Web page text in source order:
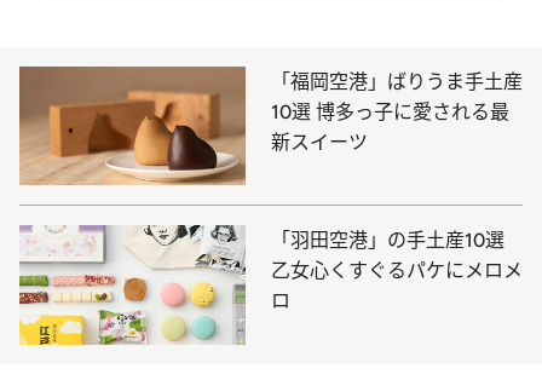
「福岡空港」ばりうま手土産
10選 博多っ子に愛される最
新スイーツ
「羽田空港」の手土産10選
乙女心くすぐるパケにメロメ
ロ